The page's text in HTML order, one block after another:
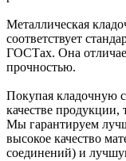
Металлическая
соответствует
ГОСТах. Она
прочностью.
Покупая кладочную
качестве продукции,
Мы гарантируем
высокое качество
соединений) и